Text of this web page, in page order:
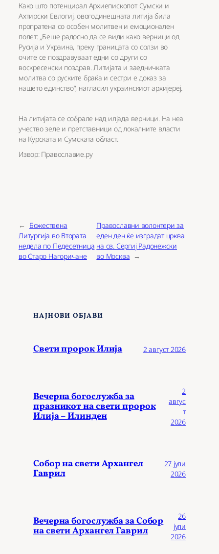
Како што потенцирал Архиепископот Сумски и
Ахтирски Евлогиј, овогодинешната литија била
пропратена со особен молитвен и емоционален
полет: „Беше радосно да се види како верници од
Русија и Украина, преку границата со солзи во
очите се поздравуваат едни со други со
воскресенски поздрав. Литијата и заедничката
молитва со руските браќа и сестри е доказ за
нашето единство“, нагласил украинскиот архијереј.
На литијата се собрале над илјада верници. На неа
учество зеле и претставници од локалните власти
на Курската и Сумската област.
Извор: Православие.ру
←
Божествена
Литургија во Втората
недела по Педесетница
во Старо Нагоричане
Православни волонтери за
еден ден ќе изградат црква
на св. Сергиј Радонежски
во Москва →
НАЈНОВИ ОБЈАВИ
Свети пророк Илија 2 август 2026
Вечерна богослужба за
празникот на свети пророк
Илија – Илинден
2
авгус
т
2026
Собор на свети Архангел
Гаврил
27 јули
2026
Вечерна богослужба за Собор
на свети Архангел Гаврил
26
јули
2026